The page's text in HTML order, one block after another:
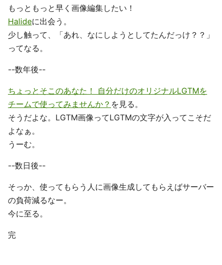
もっともっと早く画像編集したい！
Halideに出会う。
少し触って、「あれ、なにしようとしてたんだっけ？？」
ってなる。
--数年後--
ちょっとそこのあなた！ 自分だけのオリジナルLGTMを
チームで使ってみませんか？ を見る。
そうだよな。LGTM画像ってLGTMの文字が入ってこそだ
よなぁ。
うーむ。
--数日後--
そっか、使ってもらう人に画像生成してもらえばサーバー
の負荷減るなー。
今に至る。
完